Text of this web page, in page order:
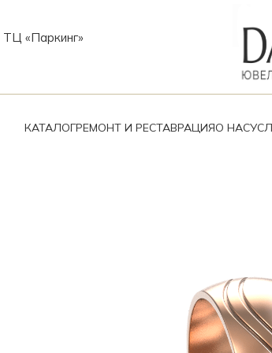
«Паркинг»
КАТАЛОГРЕМОНТ И РЕСТАВРАЦИЯО НАС